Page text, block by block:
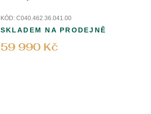
KÓD: C040.462.36.041.00
59 990 Kč
SKLADEM NA PRODEJNĚ